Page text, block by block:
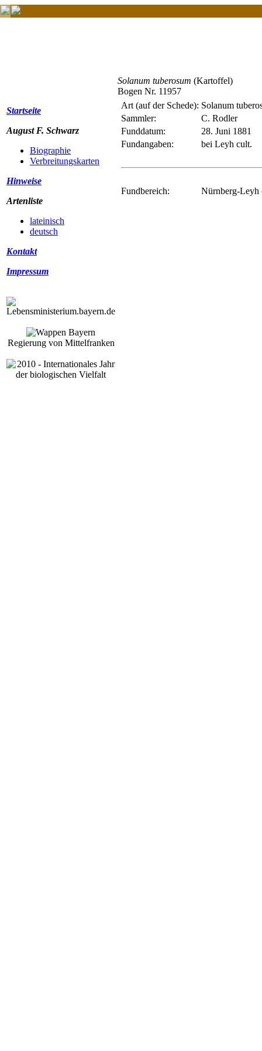
Startseite
August F. Schwarz
Biographie
Verbreitungskarten
Hinweise
Artenliste
lateinisch
deutsch
Kontakt
Impressum
Regierung von Mittelfranken
Solanum tuberosum (Kartoffel)
Bogen Nr. 11957
Art (auf der Schede): Solanum
Sammler:
C. Rodler
Funddatum:
28. Juni 1881
Fundangaben:
bei Leyh cult.
Fundbereich: Nürnberg-